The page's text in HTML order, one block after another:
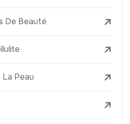
De Beauté
Peau